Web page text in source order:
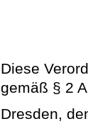
Diese
gemäß § 2
Dresden,